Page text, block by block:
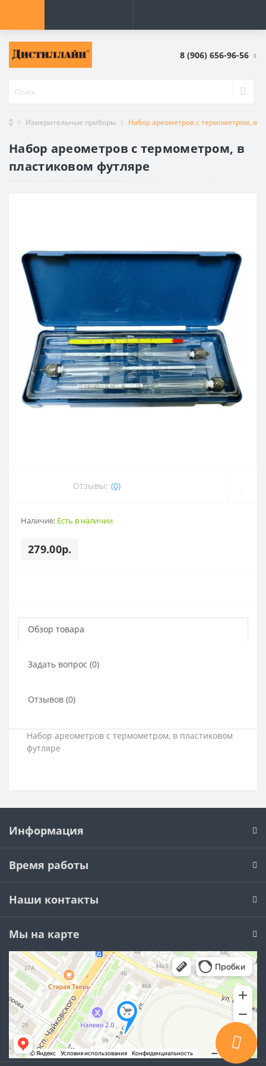
8 (906) 656-96-56
Измерительные приборы Набор ареометров с термометром, в
Набор ареометров с термометром, в
пластиковом футляре
Отзывы: (0)
Наличие: Есть в наличии
279.00р.
Обзор товара
Задать вопрос (0)
Отзывов (0)
Набор ареометров с термометром, в пластиковом
футляре
Информация
Время работы
Наши контакты
Мы на карте